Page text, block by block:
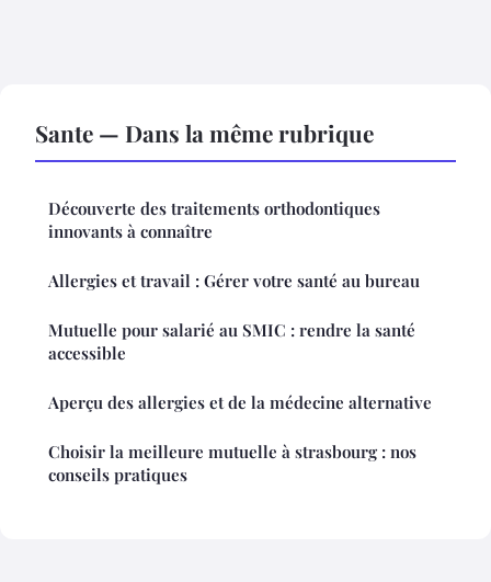
Sante — Dans la même rubrique
Découverte des traitements orthodontiques
innovants à connaître
Allergies et travail : Gérer votre santé au bureau
Mutuelle pour salarié au SMIC : rendre la santé
accessible
Aperçu des allergies et de la médecine alternative
Choisir la meilleure mutuelle à strasbourg : nos
conseils pratiques